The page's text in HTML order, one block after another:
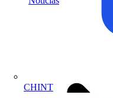
CHINT